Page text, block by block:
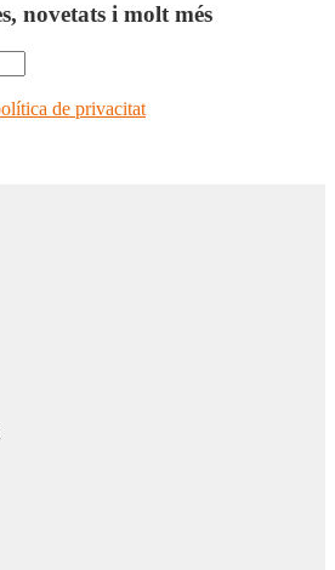
novetats i molt més
de privacitat